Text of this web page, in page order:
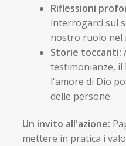
Riflessioni
interrogarci sul
nostro ruolo nel
Storie toccanti:
testimonianze, il
l'amore di Dio
delle persone.
Un invito all'azione:
mettere in pratica i